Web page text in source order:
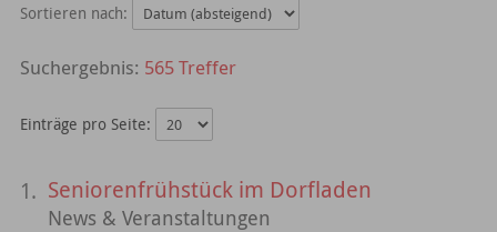
Sortieren nach:
565 Treffer
Einträge pro Seite:
1. Seniorenfrühstück im Dorfladen
News & Veranstaltungen